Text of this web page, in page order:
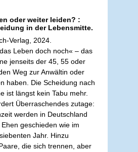
oder weiter leiden? :
in der Lebensmitte.
Verlag, 2024.
Leben doch noch« – das
jenseits der 45, 55 oder
Weg zur Anwältin oder
haben. Die Scheidung nach
ist längst kein Tabu mehr.
Überraschendes zutage:
werden in Deutschland
geschieden wie im
Jahr. Hinzu
die sich trennen, aber